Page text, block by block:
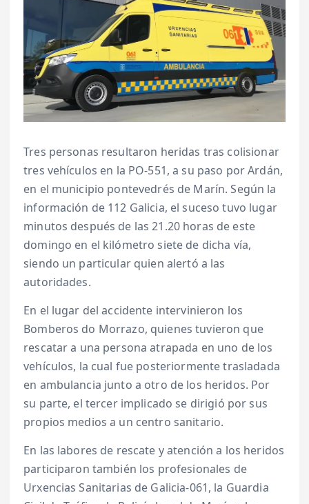
Tres personas resultaron heridas tras colisionar
tres vehículos en la PO-551, a su paso por Ardán,
en el municipio pontevedrés de Marín. Según la
información de 112 Galicia, el suceso tuvo lugar
minutos después de las 21.20 horas de este
domingo en el kilómetro siete de dicha vía,
siendo un particular quien alertó a las
autoridades.
En el lugar del accidente intervinieron los
Bomberos do Morrazo, quienes tuvieron que
rescatar a una persona atrapada en uno de los
vehículos, la cual fue posteriormente trasladada
en ambulancia junto a otro de los heridos. Por
su parte, el tercer implicado se dirigió por sus
propios medios a un centro sanitario.
En las labores de rescate y atención a los heridos
participaron también los profesionales de
Urxencias Sanitarias de Galicia-061, la Guardia